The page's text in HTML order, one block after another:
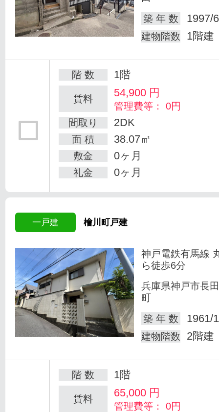
築 年 数
1997/
建物階数 1階建
階 数 1階
賃料 54,900 円
管理費等： 0円
間取り
2DK
面 積 38.07㎡
敷金 0ヶ月
礼金 0ヶ月
一戸建 檜川町戸建
神戸電鉄有馬線
ら徒歩6分
兵庫県神戸市長
町
築 年 数
1961/
建物階数 2階建
階 数 1階
賃料 65,000 円
管理費等： 0円